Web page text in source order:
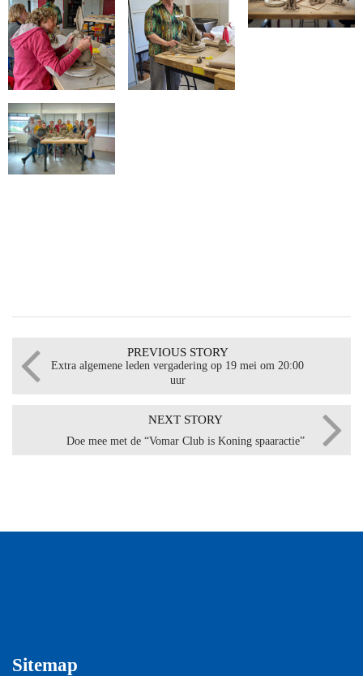
PREVIOUS STORY
Extra algemene leden vergadering op 19 mei om 20:00
uur
NEXT STORY
Doe mee met de “Vomar Club is Koning spaaractie”
Sitemap